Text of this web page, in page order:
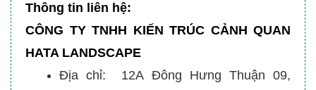
Thông tin liên hệ:
CÔNG TY TNHH KIẾN TRÚC CẢNH QUAN
HATA LANDSCAPE
Địa chỉ: 12A Đông Hưng Thuận 09,